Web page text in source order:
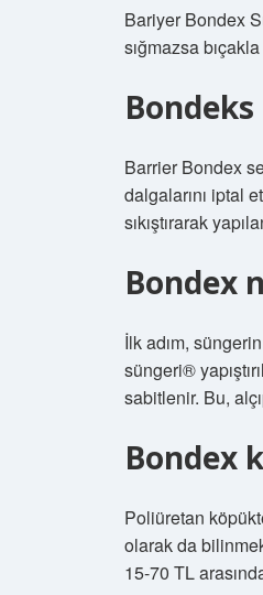
Bariyer Bondex
sığmazsa
Barrier Bondex
dalgalarını iptal
sıkıştırarak
Bondex
İlk adım,
süngeri®
sabitlenir. Bu,
Bondex
Poliüretan
olarak da
15-70 TL